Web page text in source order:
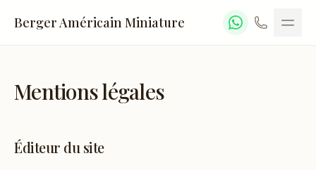
Berger Américain Miniature
Mentions légales
Éditeur du site